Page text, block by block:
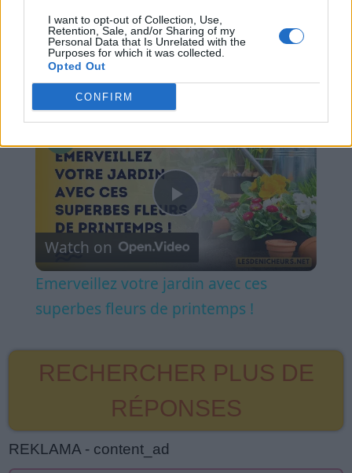
I want to opt-out of Collection, Use,
Retention, Sale, and/or Sharing of my
Personal Data that Is Unrelated with the
Purposes for which it was collected.
Opted Out
CONFIRM
×
Play Video
×
Play
Video
Watch on
Emerveillez votre jardin avec ces
superbes fleurs de printemps !
RECHERCHER PLUS DE
RÉPONSES
REKLAMA - content_ad